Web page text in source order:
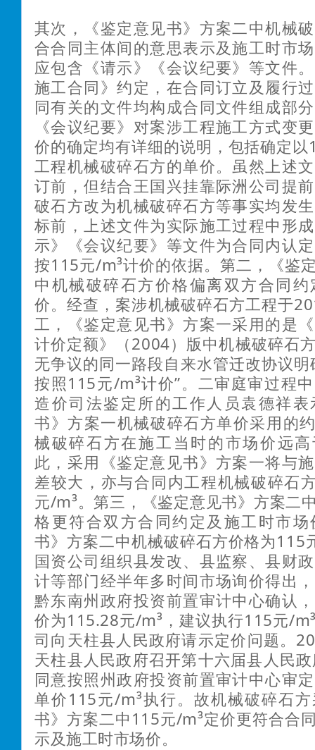
其次，《鉴定意见书》方案二中机械
合合同主体间的意思表示及施工时市
应包含《请示》《会议纪要》等文件
施工合同》约定，在合同订立及履行
同有关的文件均构成合同文件组成部
《会议纪要》对案涉工程施工方式变
价的确定均有详细的说明，包括确定
工程机械破碎石方的单价。虽然上述
订前，但结合王国兴挂靠际洲公司提
破石方改为机械破碎石方等事实均发
标前，上述文件为实际施工过程中形
示》《会议纪要》等文件为合同内认
按115元/m³计价的依据。第二，《鉴
中机械破碎石方价格偏离双方合同
价。经查，案涉机械破碎石方工程于
工，《鉴定意见书》方案一采用的是
计价定额》（2004）版中机械破碎石
无争议的同一路段自来水管迁改协议明
按照115元/m³计价”。二审庭审过程
造价司法鉴定所的工作人员袁德祥
书》方案一机械破碎石方单价采用的
械破碎石方在施工当时的市场价远
此，采用《鉴定意见书》方案一将与
差较大，亦与合同内工程机械破碎石
元/m³。第三，《鉴定意见书》方案二
格更符合双方合同约定及施工时市
书》方案二中机械破碎石方价格为115
国资公司组织县发改、县监察、县财
计等部门经半年多时间市场询价得出
黔东南州政府投资前置审计中心确认
价为115.28元/m³，建议执行115元/
司向天柱县人民政府请示定价问题。
天柱县人民政府召开第十六届县人民
同意按照州政府投资前置审计中心审
单价115元/m³执行。故机械破碎石
书》方案二中115元/m³定价更符合合
示及施工时市场价。